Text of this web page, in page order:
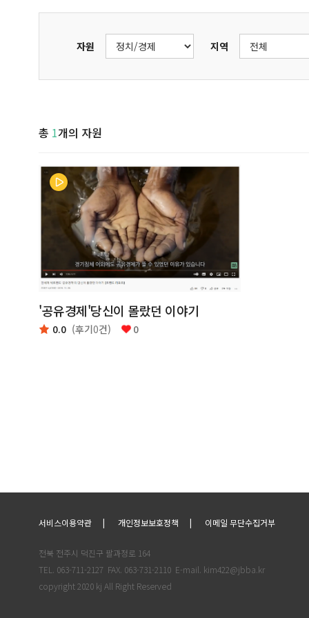
자원 지역
총 1개의 자원
'공유경제'당신이 몰랐던 이야기
0.0 (후기0건) 0
서비스이용약관 개인정보보호정책 이메일 무단수집거부
전북 전주시 덕진구 팔과정로 164
TEL. 063-711-2127 FAX. 063-731-2110 E-mail. kim422@jbba.kr
copyright 2020 kj All Right Reserved